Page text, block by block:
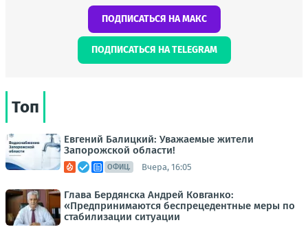
ПОДПИСАТЬСЯ НА МАКС
ПОДПИСАТЬСЯ НА TELEGRAM
Топ
Евгений Балицкий: Уважаемые жители
Запорожской области!
ОФИЦ. Вчера, 16:05
Глава Бердянска Андрей Ковганко:
«Предпринимаются беспрецедентные меры по
стабилизации ситуации